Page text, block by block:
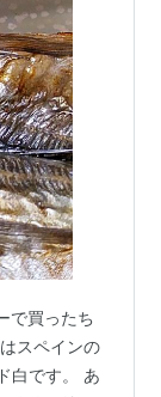
で買ったち
スペインの
白です。 あ